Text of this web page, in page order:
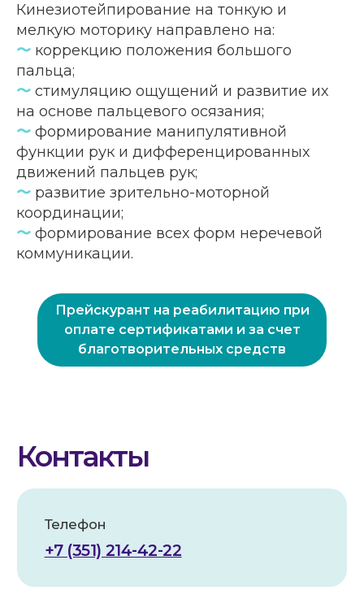
Кинезиотейпирование на тонкую и
мелкую моторику направлено на:
〜 коррекцию положения большого
пальца;
〜 стимуляцию ощущений и развитие их
на основе пальцевого осязания;
〜 формирование манипулятивной
функции рук и дифференцированных
движений пальцев рук;
〜 развитие зрительно-моторной
координации;
〜 формирование всех форм неречевой
коммуникации.
Прейскурант на реабилитацию при
оплате сертификатами и за счет
благотворительных средств
Вконтакте
(Реабилитация)
(Грантовые проекты)
@sm.kiya
@kiya.deti74
Адрес
454112, г. Челябинск,
График работы
Телефон
+7 (351) 214-42-22
kiya.deti@mail.ru